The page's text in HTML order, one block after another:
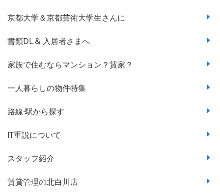
京都大学＆京都芸術大学生さんに
書類DL & 入居者さまへ
家族で住むならマンション？賃家？
一人暮らしの物件特集
路線·駅から探す
IT重説について
スタッフ紹介
賃貸管理の北白川店